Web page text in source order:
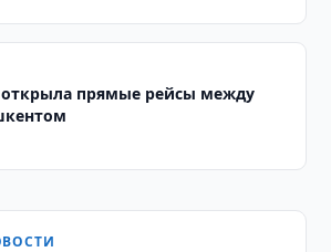
открыла прямые рейсы между